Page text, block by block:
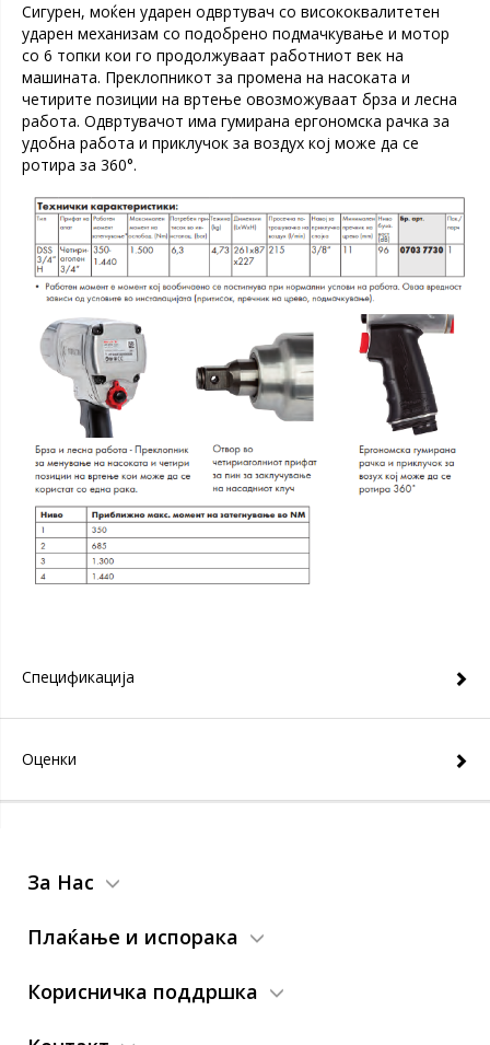
Сигурен, моќен ударен одвртувач со висококвалитетен
ударен механизам со подобрено подмачкување и мотор
со 6 топки кои го продолжуваат работниот век на
машината. Преклопникот за промена на насоката и
четирите позиции на вртење овозможуваат брза и лесна
работа. Одвртувачот има гумирана ергономска рачка за
удобна работа и приклучок за воздух кој може да се
ротира за 360°.
Спецификација
Оценки
За Нас
Плаќање и испорака
Корисничка поддршка